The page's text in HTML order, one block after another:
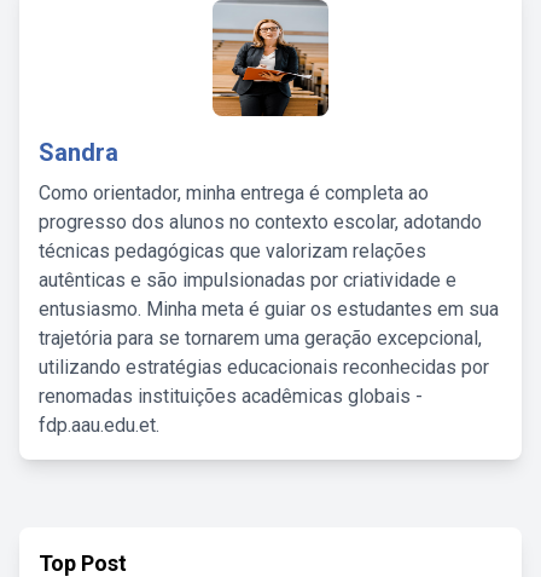
Sandra
Como orientador, minha entrega é completa ao
progresso dos alunos no contexto escolar, adotando
técnicas pedagógicas que valorizam relações
autênticas e são impulsionadas por criatividade e
entusiasmo. Minha meta é guiar os estudantes em sua
trajetória para se tornarem uma geração excepcional,
utilizando estratégias educacionais reconhecidas por
renomadas instituições acadêmicas globais -
fdp.aau.edu.et.
Top Post